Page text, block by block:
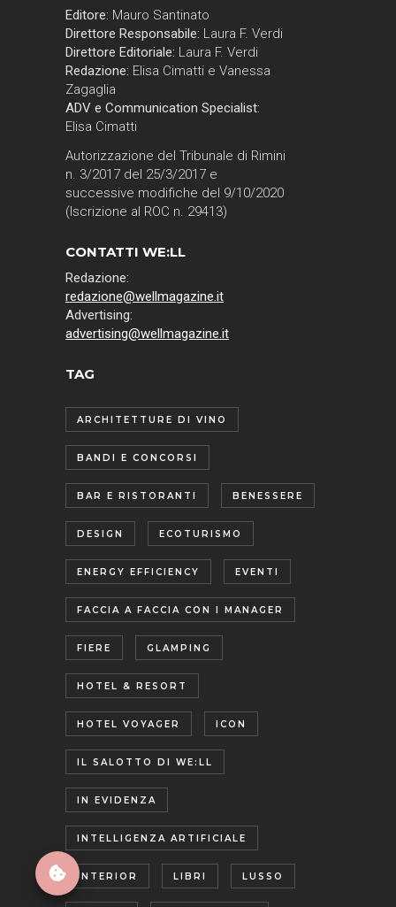
Editore: Mauro Santinato
Direttore Responsabile: Laura F. Verdi
Direttore Editoriale: Laura F. Verdi
Redazione: Elisa Cimatti e Vanessa
Zagaglia
ADV e Communication Specialist:
Elisa Cimatti
Autorizzazione del Tribunale di Rimini
n. 3/2017 del 25/3/2017 e
successive modifiche del 9/10/2020
(Iscrizione al ROC n. 29413)
CONTATTI WE:LL
Redazione:
redazione@wellmagazine.it
Advertising:
advertising@wellmagazine.it
TAG
ARCHITETTURE DI VINO
BANDI E CONCORSI
BAR E RISTORANTI BENESSERE
DESIGN ECOTURISMO
ENERGY EFFICIENCY EVENTI
FACCIA A FACCIA CON I MANAGER
FIERE GLAMPING
HOTEL & RESORT
HOTEL VOYAGER ICON
IL SALOTTO DI WE:LL
IN EVIDENZA
INTELLIGENZA ARTIFICIALE
INTERIOR LIBRI LUSSO